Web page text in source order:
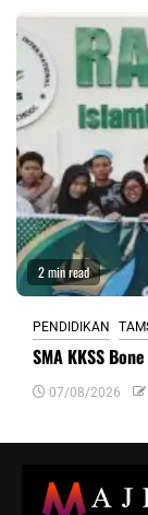
2 min read
PENDIDIKAN
SMA KKSS
07/08/2026